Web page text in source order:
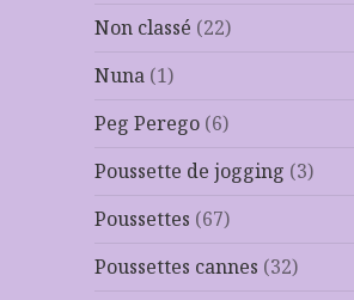
Non classé (22)
Nuna (1)
Peg Perego (6)
Poussette de jogging (3)
Poussettes (67)
Poussettes cannes (32)